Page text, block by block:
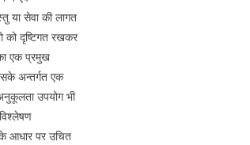
सेवा की लागत
को दृष्टिगत रखकर
एक प्रमुख
अन्तर्गत एक
उपयोग भी
आधार पर उचित